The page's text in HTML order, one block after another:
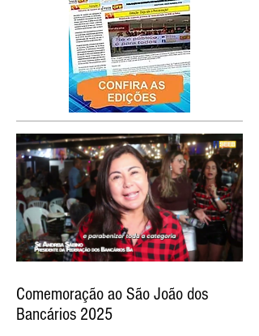
Comemoração ao São João dos
Bancários 2025